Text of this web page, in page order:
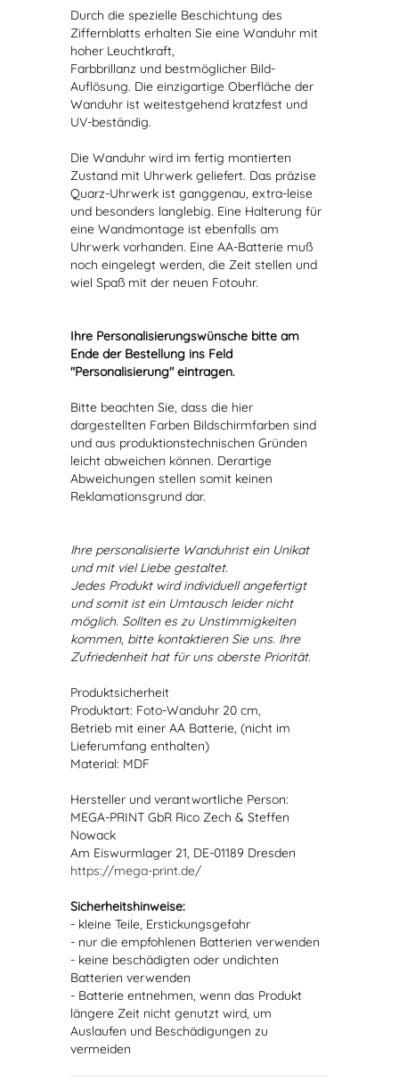
Durch die spezielle Beschichtung des
Ziffernblatts erhalten Sie eine Wanduhr mit
hoher Leuchtkraft,
Farbbrillanz und bestmöglicher Bild-
Auflösung. Die einzigartige Oberfläche der
Wanduhr ist weitestgehend kratzfest und
UV-beständig.
Die Wanduhr wird im fertig montierten
Zustand mit Uhrwerk geliefert. Das präzise
Quarz-Uhrwerk ist ganggenau, extra-leise
und besonders langlebig. Eine Halterung für
eine Wandmontage ist ebenfalls am
Uhrwerk vorhanden. Eine AA-Batterie muß
noch eingelegt werden, die Zeit stellen und
wiel Spaß mit der neuen Fotouhr.
Ihre Personalisierungswünsche bitte am
Ende der Bestellung ins Feld
"Personalisierung" eintragen.
Bitte beachten Sie, dass die hier
dargestellten Farben Bildschirmfarben sind
und aus produktionstechnischen Gründen
leicht abweichen können. Derartige
Abweichungen stellen somit keinen
Reklamationsgrund dar.
Ihre personalisierte Wanduhrist ein Unikat
und mit viel Liebe gestaltet.
Jedes Produkt wird individuell angefertigt
und somit ist ein Umtausch leider nicht
möglich. Sollten es zu Unstimmigkeiten
kommen, bitte kontaktieren Sie uns. Ihre
Zufriedenheit hat für uns oberste Priorität.
Produktsicherheit
Produktart: Foto-Wanduhr 20 cm,
Betrieb mit einer AA Batterie, (nicht im
Lieferumfang enthalten)
Material: MDF
Hersteller und verantwortliche Person:
MEGA-PRINT GbR Rico Zech & Steffen
Nowack
Am Eiswurmlager 21, DE-01189 Dresden
https://mega-print.de/
Sicherheitshinweise:
- kleine Teile, Erstickungsgefahr
- nur die empfohlenen Batterien verwenden
- keine beschädigten oder undichten
Batterien verwenden
- Batterie entnehmen, wenn das Produkt
längere Zeit nicht genutzt wird, um
Auslaufen und Beschädigungen zu
vermeiden